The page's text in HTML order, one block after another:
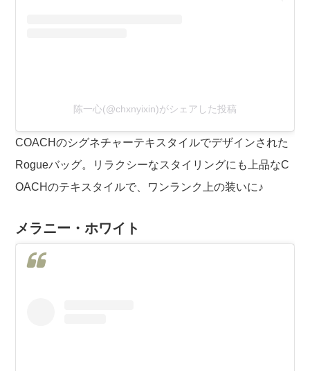
陈一心(@chxnyixin)がシェアした投稿
COACHのシグネチャーテキスタイルでデザインされた
Rogueバッグ。リラクシーなスタイリングにも上品なC
OACHのテキスタイルで、ワンランク上の装いに♪
メラニー・ホワイト